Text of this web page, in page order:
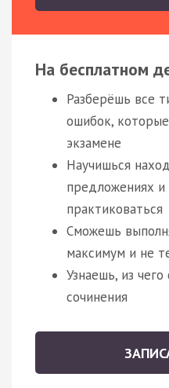
На бесплатном
Разберёшь все
ошибок,
экзамене
Научишься
предложениях
практиковаться
Сможешь
максимум и не
Узнаешь, из
сочинения